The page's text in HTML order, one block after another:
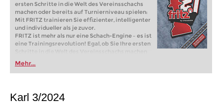
ersten Schritte in die Welt des Vereinsschachs
machen oder bereits auf Turnierniveau spielen:
Mit FRITZ trainieren Sie effizienter, intelligenter
und individueller als je zuvor.
FRITZ ist mehr als nur eine Schach-Engine – es ist
eine Trainingsrevolution! Egal, ob Sie Ihre ersten
Schritte in die Welt des Vereinsschachs machen
oder bereits auf Turnierniveau spielen: Mit
FRITZ trainieren Sie effizienter, intelligenter und
individueller als je zuvor.
Mehr...
Karl 3/2024